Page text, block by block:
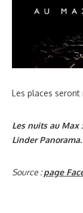
Les places
Les nuits au Max
Linder Panorama.
Source :page